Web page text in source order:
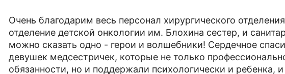
Очень благодарим весь персонал хирургического
отделение детской онкологии им. Блохина сестер, и
можно сказать одно - герои и волшебники! Сердечное
девушек медсестричек, которые не только
обязанности, но и поддержали психологически и ребенка,